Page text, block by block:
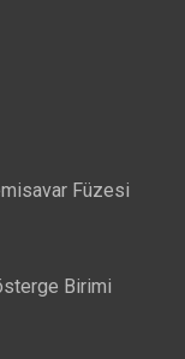
Füzesi
Birimi